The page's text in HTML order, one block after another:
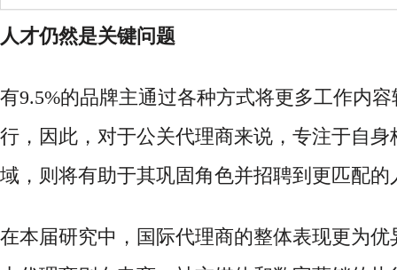
人才仍然是关键问题
有9.5%的品牌主通过各种方式将更多工作内
行，因此，对于公关代理商来说，专注于自身
域，则将有助于其巩固角色并招聘到更匹配的
在本届研究中，国际代理商的整体表现更为优